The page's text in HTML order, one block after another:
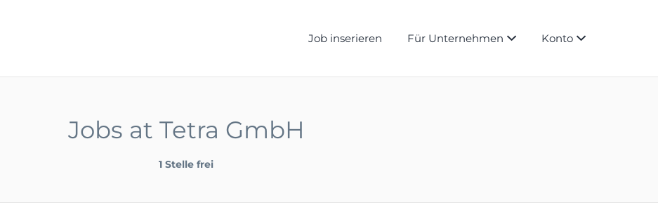
Job inserieren Für Unternehmen Konto
Jobs at Tetra GmbH
1 Stelle frei